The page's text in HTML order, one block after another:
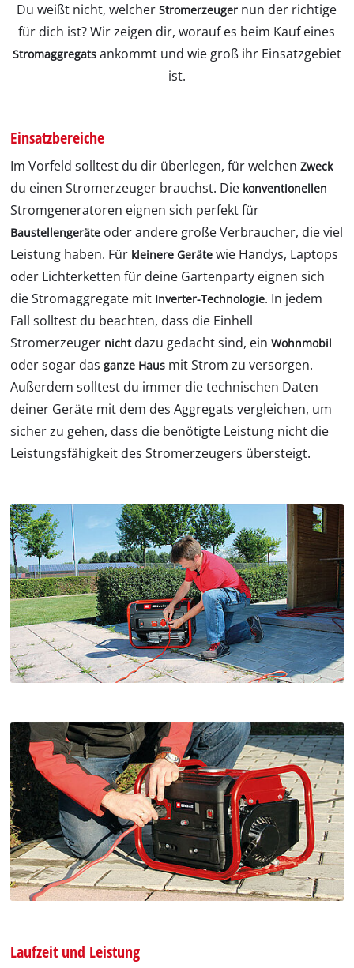
Du weißt nicht, welcherStromerzeuger nun der richtige
für dich ist? Wir zeigen dir, worauf es beim Kauf eines
Stromaggregats ankommt und wie groß ihr Einsatzgebiet
ist.
Einsatzbereiche
Im Vorfeld solltest du dir überlegen, für welchenZweck
du einen Stromerzeuger brauchst. Die konventionellen
Stromgeneratoren eignen sich perfekt für
Baustellengeräte oder andere große Verbraucher, die viel
Leistung haben. Für kleinere Geräte wie Handys, Laptops
oder Lichterketten für deine Gartenparty eignen sich
die Stromaggregate mit Inverter-Technologie. In jedem
Fall solltest du beachten, dass die Einhell
Stromerzeuger nicht dazu gedacht sind, einWohnmobil
oder sogar dasganze Haus mit Strom zu versorgen.
Außerdem solltest du immer die technischen Daten
deiner Geräte mit dem des Aggregats vergleichen, um
sicher zu gehen, dass die benötigte Leistung nicht die
Leistungsfähigkeit des Stromerzeugers übersteigt.
Laufzeit und Leistung